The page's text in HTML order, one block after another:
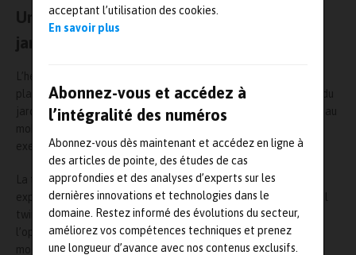
acceptant l’utilisation des cookies.
En savoir plus
Abonnez-vous et accédez à
l’intégralité des numéros
Abonnez-vous dès maintenant et accédez en ligne à
des articles de pointe, des études de cas
approfondies et des analyses d’experts sur les
dernières innovations et technologies dans le
domaine. Restez informé des évolutions du secteur,
améliorez vos compétences techniques et prenez
une longueur d’avance avec nos contenus exclusifs.
Un hexapose pour simuler les pentes de
jardins virtuels
L’hexapode Mistral avec sa rotation continue intégrée dans le
plateau supérieur de l’hexapode permet de simuler les pentes du
jardin. Stihla ajouté des actionneurs pneumatiques sur le plateau
mobile pour générer des chocs contre un tronc d’arbre par
exemple.
La tondeuse à gazon autonome iMow installée sur l’hexapode
expérimente le scénario indiqué à son jumeau numérique (digital
twin) en simulation. Pour boucler la boucle, Symétrie a fourni
l’option logicielle External Real-Time Trajectory qui permet de
modifier la trajectoire de l’hexapode en temps réel, avec une